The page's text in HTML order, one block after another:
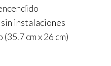
instalaciones
cm x 26 cm)